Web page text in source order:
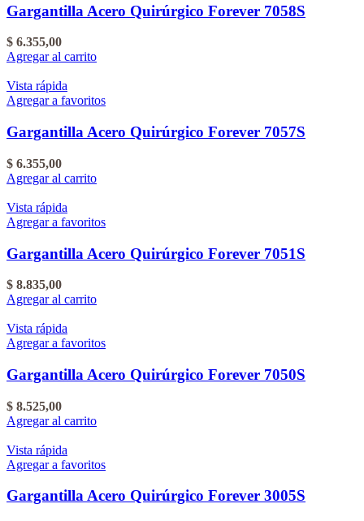
Gargantilla Acero Quirúrgico Forever 7058S
$ 6.355,00
Agregar al carrito
Vista rápida
Agregar a favoritos
Gargantilla Acero Quirúrgico Forever 7057S
$ 6.355,00
Agregar al carrito
Vista rápida
Agregar a favoritos
Gargantilla Acero Quirúrgico Forever 7051S
$ 8.835,00
Agregar al carrito
Vista rápida
Agregar a favoritos
Gargantilla Acero Quirúrgico Forever 7050S
$ 8.525,00
Agregar al carrito
Vista rápida
Agregar a favoritos
Gargantilla Acero Quirúrgico Forever 3005S